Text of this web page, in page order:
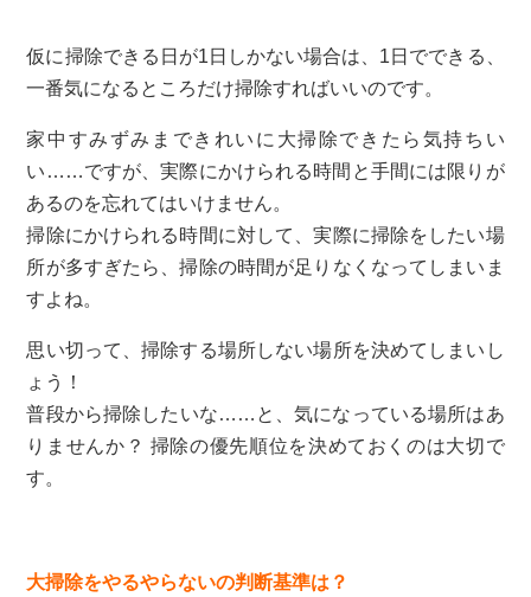
仮に掃除できる日が1日しかない場合は、1日でできる、
一番気になるところだけ掃除すればいいのです。
家中すみずみまできれいに大掃除できたら気持ちい
い……ですが、実際にかけられる時間と手間には限りが
あるのを忘れてはいけません。
掃除にかけられる時間に対して、実際に掃除をしたい場
所が多すぎたら、掃除の時間が足りなくなってしまいま
すよね。
思い切って、掃除する場所しない場所を決めてしまいし
ょう！
普段から掃除したいな……と、気になっている場所はあ
りませんか？ 掃除の優先順位を決めておくのは大切で
す。
大掃除をやるやらないの判断基準は？